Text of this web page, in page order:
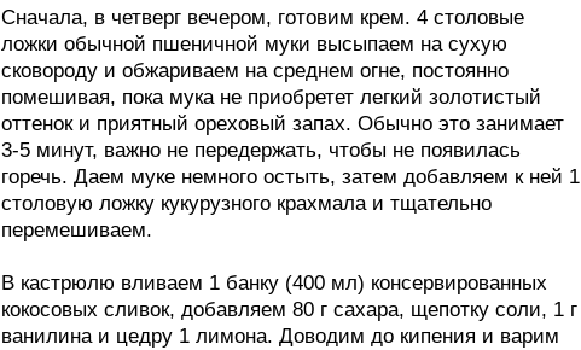
Сначала, в четверг вечером, готовим крем. 4 столовые
ложки обычной пшеничной муки высыпаем на сухую
сковороду и обжариваем на среднем огне, постоянно
помешивая, пока мука не приобретет легкий золотистый
оттенок и приятный ореховый запах. Обычно это занимает
3-5 минут, важно не передержать, чтобы не появилась
горечь. Даем муке немного остыть, затем добавляем к ней 1
столовую ложку кукурузного крахмала и тщательно
перемешиваем.
В кастрюлю вливаем 1 банку (400 мл) консервированных
кокосовых сливок, добавляем 80 г сахара, щепотку соли, 1 г
ванилина и цедру 1 лимона. Доводим до кипения и варим